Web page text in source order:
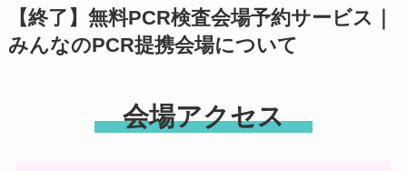
【終了】無料PCR検査会場予約サービス｜
みんなのPCR提携会場について
会場アクセス